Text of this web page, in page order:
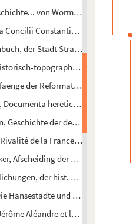
von Worms, I.
Concilii Constantiencis, I.
der Stadt Strassburg, V, 1.2.
topographisches Wörterbuch
der Reformation u.
Documenta hereticae pravitatis
Geschichte der deutschen
de la France et de l'Espagne
Afscheiding der Walschen
der hist. Landen-
Hansestädte und die Barbaresken
Aléandre et la principauté de